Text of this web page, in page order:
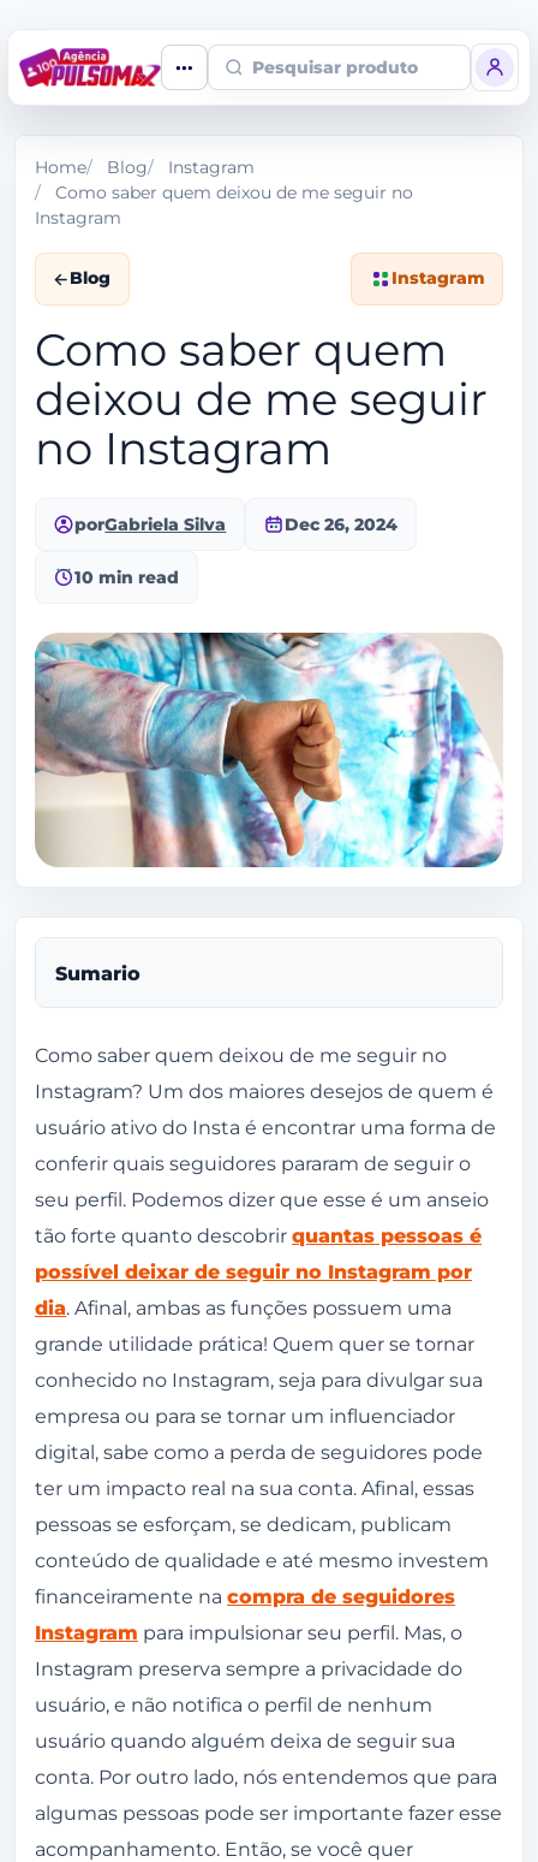
Pesquisar produto
Home Blog
Instagram
Como saber quem deixou de me seguir no
Instagram
Blog Instagram
Como saber quem
deixou de me seguir
no Instagram
porGabriela Silva Dec 26, 2024
10 min read
Sumario
Como saber quem deixou de me seguir no
Instagram?
Como saber quem deixou de me seguir no
Instagram com o Reports+
Como usar o Reports+ para saber quem
deixou de me seguir no Instagram?
Como saber quem deixou de me seguir no
Instagram com outros aplicativos
1. Analyzer Plus
2. Followers+ Stalker
3. Followers & Unfollowers
5. Followers Reports & Trackers
Use a extensão do Google Chrome Não
Seguidores no Instagram
Quais são os riscos de descobrir como saber
quem deixou de me seguir no Instagram?
Como saber quem deixou de me seguir no
Instagram sem correr nenhum risco?
Como saber quem deixou de me seguir no
Instagram? Um dos maiores desejos de quem é
usuário ativo do Insta é encontrar uma forma de
conferir quais seguidores pararam de seguir o
seu perfil. Podemos dizer que esse é um anseio
tão forte quanto descobrir quantas pessoas é
possível deixar de seguir no Instagram por
dia. Afinal, ambas as funções possuem uma
grande utilidade prática! Quem quer se tornar
conhecido no Instagram, seja para divulgar sua
empresa ou para se tornar um influenciador
digital, sabe como a perda de seguidores pode
ter um impacto real na sua conta. Afinal, essas
pessoas se esforçam, se dedicam, publicam
conteúdo de qualidade e até mesmo investem
financeiramente na compra de seguidores
Instagram para impulsionar seu perfil. Mas, o
Instagram preserva sempre a privacidade do
usuário, e não notifica o perfil de nenhum
usuário quando alguém deixa de seguir sua
conta. Por outro lado, nós entendemos que para
algumas pessoas pode ser importante fazer esse
acompanhamento. Então, se você quer